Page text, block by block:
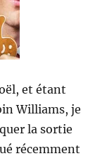
et étant
Williams, je
la sortie
récemment